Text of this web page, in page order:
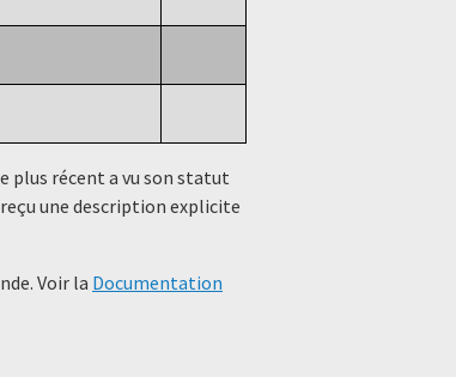
plus récent a vu son statut
une description explicite
Voir la Documentation